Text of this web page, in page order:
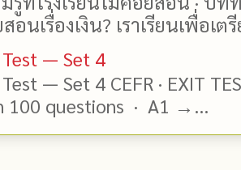
อนเรื่องเงิน? เราเรียนเพื่อเต
— Set 4
— Set 4 CEFR · EXIT
100 questions · A1 →...